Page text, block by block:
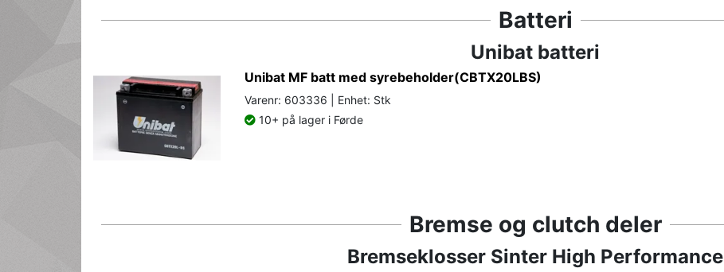
Batteri
Unibat batteri
Unibat MF batt med syrebeholder(CBTX20LBS)
Varenr: 603336 | Enhet: Stk
10+ på lager i Førde
Bremse og clutch deler
Bremseklosser Sinter High Performance